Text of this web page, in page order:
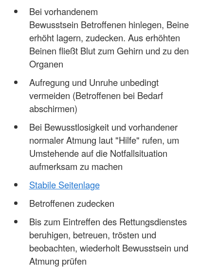
Bei vorhandenem
Bewusstsein Betroffenen hinlegen, Beine
erhöht lagern, zudecken. Aus erhöhten
Beinen fließt Blut zum Gehirn und zu den
Organen
Aufregung und Unruhe unbedingt
vermeiden (Betroffenen bei Bedarf
abschirmen)
Bei Bewusstlosigkeit und vorhandener
normaler Atmung laut "Hilfe" rufen, um
Umstehende auf die Notfallsituation
aufmerksam zu machen
Stabile Seitenlage
Betroffenen zudecken
Bis zum Eintreffen des Rettungsdienstes
beruhigen, betreuen, trösten und
beobachten, wiederholt Bewusstsein und
Atmung prüfen